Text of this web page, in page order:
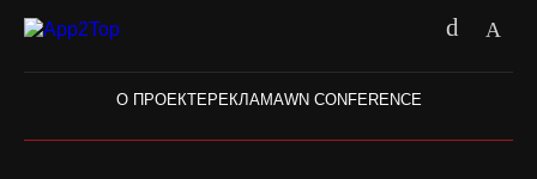
О ПРОЕКТЕРЕКЛАМАWN CONFERENCE